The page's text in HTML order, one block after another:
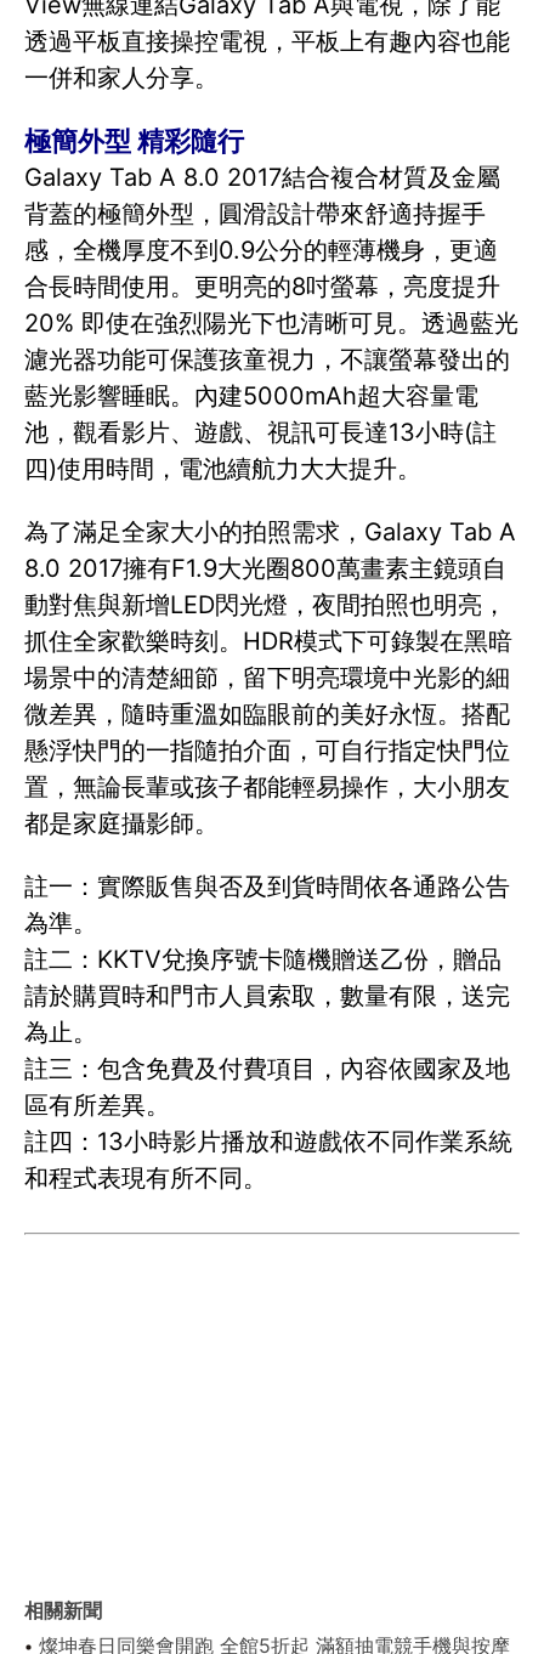
透過平板直接操控電視，平板上有趣內容也能
一併和家人分享。
極簡外型 精彩隨行
Galaxy Tab A 8.0 2017結合複合材質及金屬
背蓋的極簡外型，圓滑設計帶來舒適持握手
感，全機厚度不到0.9公分的輕薄機身，更適
合長時間使用。更明亮的8吋螢幕，亮度提升
20% 即使在強烈陽光下也清晰可見。透過藍光
濾光器功能可保護孩童視力，不讓螢幕發出的
藍光影響睡眠。內建5000mAh超大容量電
池，觀看影片、遊戲、視訊可長達13小時(註
四)使用時間，電池續航力大大提升。
為了滿足全家大小的拍照需求，Galaxy Tab A
8.0 2017擁有F1.9大光圈800萬畫素主鏡頭自
動對焦與新增LED閃光燈，夜間拍照也明亮，
抓住全家歡樂時刻。HDR模式下可錄製在黑暗
場景中的清楚細節，留下明亮環境中光影的細
微差異，隨時重溫如臨眼前的美好永恆。搭配
懸浮快門的一指隨拍介面，可自行指定快門位
置，無論長輩或孩子都能輕易操作，大小朋友
都是家庭攝影師。
註一：實際販售與否及到貨時間依各通路公告
為準。
註二：KKTV兌換序號卡隨機贈送乙份，贈品
請於購買時和門市人員索取，數量有限，送完
為止。
註三：包含免費及付費項目，內容依國家及地
區有所差異。
註四：13小時影片播放和遊戲依不同作業系統
和程式表現有所不同。
相關新聞
燦坤春日同樂會開跑 全館5折起 滿額抽電競手機與按摩